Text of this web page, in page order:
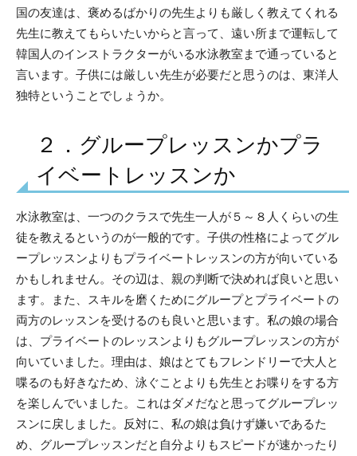
国の友達は、褒めるばかりの先生よりも厳しく教えてくれる
先生に教えてもらいたいからと言って、遠い所まで運転して
韓国人のインストラクターがいる水泳教室まで通っていると
言います。子供には厳しい先生が必要だと思うのは、東洋人
独特ということでしょうか。
２．グループレッスンかプラ
イベートレッスンか
水泳教室は、一つのクラスで先生一人が５～８人くらいの生
徒を教えるというのが一般的です。子供の性格によってグル
ープレッスンよりもプライベートレッスンの方が向いている
かもしれません。その辺は、親の判断で決めれば良いと思い
ます。また、スキルを磨くためにグループとプライベートの
両方のレッスンを受けるのも良いと思います。私の娘の場合
は、プライベートのレッスンよりもグループレッスンの方が
向いていました。理由は、娘はとてもフレンドリーで大人と
喋るのも好きなため、泳ぐことよりも先生とお喋りをする方
を楽しんでいました。これはダメだなと思ってグループレッ
スンに戻しました。反対に、私の娘は負けず嫌いであるた
め、グループレッスンだと自分よりもスピードが速かったり